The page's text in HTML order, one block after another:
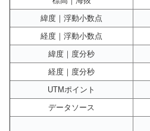
緯度｜浮動小数点
経度｜浮動小数点
緯度｜度分秒
経度｜度分秒
UTMポイント
データソース